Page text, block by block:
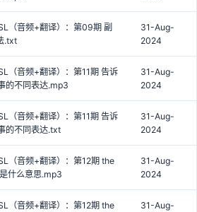
（音频+翻译）：第09期 副
.txt
31-Aug-
2024
（音频+翻译）：第11期 告诉
的不同表达.mp3
31-Aug-
2024
（音频+翻译）：第11期 告诉
的不同表达.txt
31-Aug-
2024
（音频+翻译）：第12期 the
什么意思.mp3
31-Aug-
2024
（音频+翻译）：第12期 the 31-Aug-